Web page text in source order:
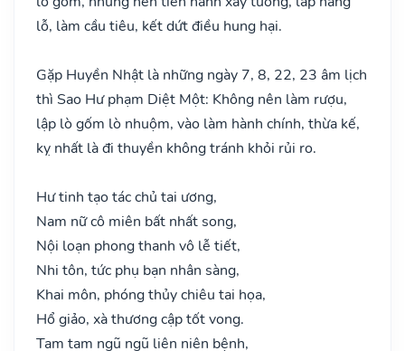
lỗ, làm cầu tiêu, kết dứt điều hung hại.
Gặp Huyền Nhật là những ngày 7, 8, 22, 23 âm lịch
thì Sao Hư phạm Diệt Một: Không nên làm rượu,
lập lò gốm lò nhuộm, vào làm hành chính, thừa kế,
kỵ nhất là đi thuyền không tránh khỏi rủi ro.
Hư tinh tạo tác chủ tai ương,
Nam nữ cô miên bất nhất song,
Nội loạn phong thanh vô lễ tiết,
Nhi tôn, tức phụ bạn nhân sàng,
Khai môn, phóng thủy chiêu tai họa,
Hổ giảo, xà thương cập tốt vong.
Tam tam ngũ ngũ liên niên bệnh,